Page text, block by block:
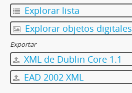
Explorar lista
Explorar objetos digitales
Exportar
XML de Dublin Core 1.1
EAD 2002 XML